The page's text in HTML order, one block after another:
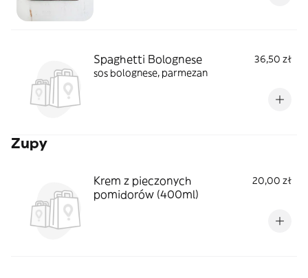
Spaghetti Bolognese
36,50 zł
sos bolognese, parmezan
Zupy
Krem z pieczonych
pomidorów (400ml)
20,00 zł